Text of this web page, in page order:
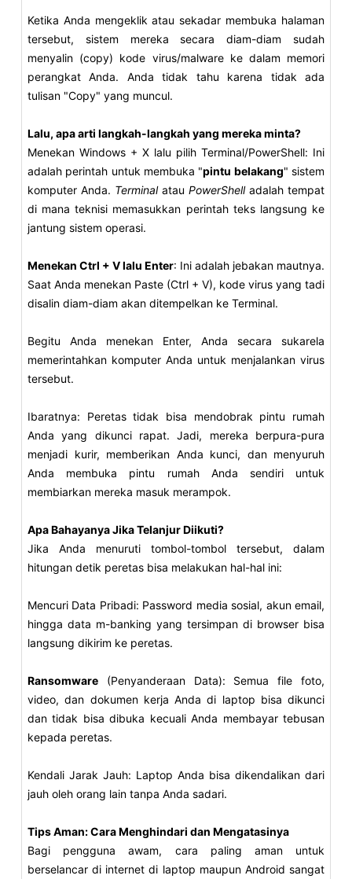
Ketika Anda mengeklik atau sekadar membuka halaman
tersebut, sistem mereka secara diam-diam sudah
menyalin (copy) kode virus/malware ke dalam memori
perangkat Anda. Anda tidak tahu karena tidak ada
tulisan "Copy" yang muncul.
Lalu, apa arti langkah-langkah yang mereka minta?
Menekan Windows + X lalu pilih Terminal/PowerShell: Ini
adalah perintah untuk membuka "pintu belakang" sistem
komputer Anda. Terminalatau PowerShelladalah tempat
di mana teknisi memasukkan perintah teks langsung ke
jantung sistem operasi.
Menekan Ctrl + V lalu Enter: Ini adalah jebakan mautnya.
Saat Anda menekan Paste (Ctrl + V), kode virus yang tadi
disalin diam-diam akan ditempelkan ke Terminal.
Begitu Anda menekan Enter, Anda secara sukarela
memerintahkan komputer Anda untuk menjalankan virus
tersebut.
Ibaratnya: Peretas tidak bisa mendobrak pintu rumah
Anda yang dikunci rapat. Jadi, mereka berpura-pura
menjadi kurir, memberikan Anda kunci, dan menyuruh
Anda membuka pintu rumah Anda sendiri untuk
membiarkan mereka masuk merampok.
Apa Bahayanya Jika Telanjur Diikuti?
Jika Anda menuruti tombol-tombol tersebut, dalam
hitungan detik peretas bisa melakukan hal-hal ini:
Mencuri Data Pribadi: Password media sosial, akun email,
hingga data m-banking yang tersimpan di browser bisa
langsung dikirim ke peretas.
Ransomware (Penyanderaan Data): Semua file foto,
video, dan dokumen kerja Anda di laptop bisa dikunci
dan tidak bisa dibuka kecuali Anda membayar tebusan
kepada peretas.
Kendali Jarak Jauh: Laptop Anda bisa dikendalikan dari
jauh oleh orang lain tanpa Anda sadari.
Tips Aman: Cara Menghindari dan Mengatasinya
Bagi pengguna awam, cara paling aman untuk
berselancar di internet di laptop maupun Android sangat